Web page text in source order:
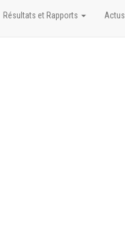
Résultats et Rapports Actus